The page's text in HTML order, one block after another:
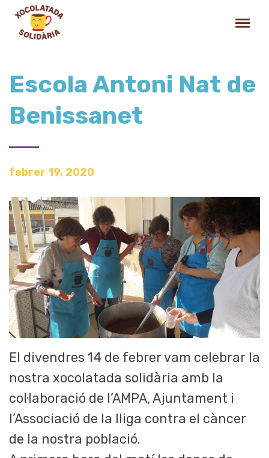
Escola Antoni Nat de
Benissanet
febrer 19, 2020
El divendres 14 de febrer vam celebrar la
nostra xocolatada solidària amb la
col·laboració de l’AMPA, Ajuntament i
l’Associació de la lliga contra el càncer
de la nostra població.